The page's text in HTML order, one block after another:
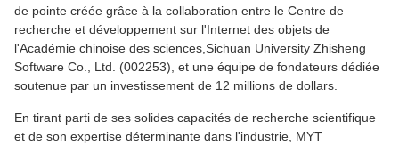
de pointe créée grâce à la collaboration entre le Centre de
recherche et développement sur l'Internet des objets de
l'Académie chinoise des sciences,Sichuan University Zhisheng
Software Co., Ltd. (002253), et une équipe de fondateurs dédiée
soutenue par un investissement de 12 millions de dollars.
En tirant parti de ses solides capacités de recherche scientifique
et de son expertise déterminante dans l'industrie, MYT